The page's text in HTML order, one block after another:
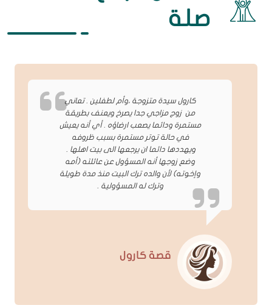
صلة
كارول سيدة متزوجة ،وأم لطفلين . تعاني
من زوج مزاجي جدا يصرخ ويعنف بطريقة
مستمرة ودائما يصعب ارضاؤه . أي أنه يعيش
في حالة توتر مستمرة بسبب ظروفه
ويهددها دائما ان يرجعها الى بيت اهلها .
وضع زوجها أنه المسؤول عن عائلته (أمه
وإخوته) لأن والده ترك البيت منذ مدة طويلة
وترك له المسؤولية .
قصة كارول